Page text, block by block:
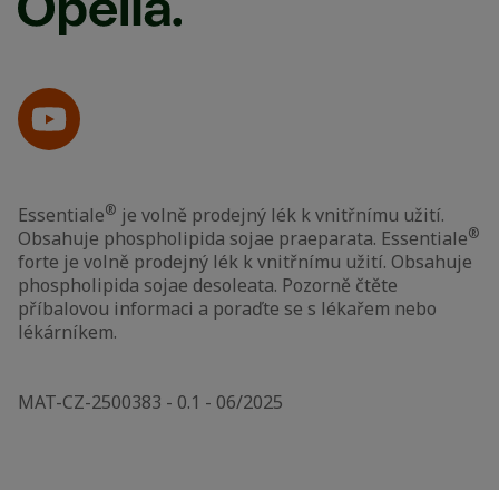
Essentiale® je volně prodejný lék k vnitřnímu užití.
Obsahuje phospholipida sojae praeparata. Essentiale®
forte je volně prodejný lék k vnitřnímu užití. Obsahuje
phospholipida sojae desoleata. Pozorně čtěte
příbalovou informaci a poraďte se s lékařem nebo
lékárníkem.
MAT-CZ-2500383 - 0.1 - 06/2025